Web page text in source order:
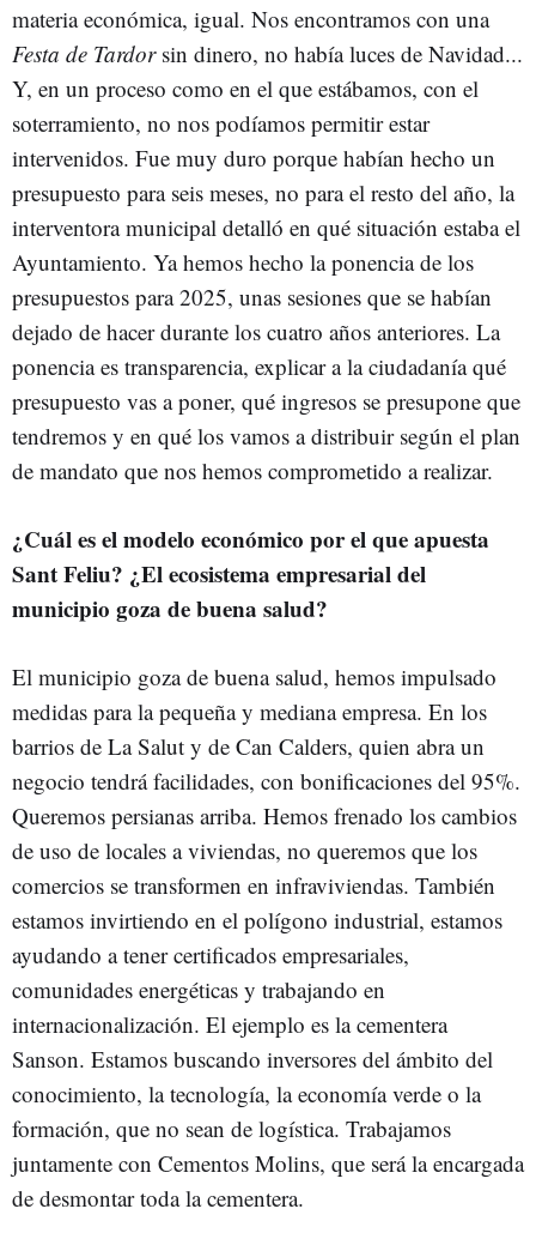
materia económica, igual. Nos encontramos con una
Festa de Tardorsin dinero, no había luces de Navidad...
Y, en un proceso como en el que estábamos, con el
soterramiento, no nos podíamos permitir estar
intervenidos. Fue muy duro porque habían hecho un
presupuesto para seis meses, no para el resto del año, la
interventora municipal detalló en qué situación estaba el
Ayuntamiento. Ya hemos hecho la ponencia de los
presupuestos para 2025, unas sesiones que se habían
dejado de hacer durante los cuatro años anteriores. La
ponencia es transparencia, explicar a la ciudadanía qué
presupuesto vas a poner, qué ingresos se presupone que
tendremos y en qué los vamos a distribuir según el plan
de mandato que nos hemos comprometido a realizar.
¿Cuál es el modelo económico por el que apuesta
Sant Feliu? ¿El ecosistema empresarial del
municipio goza de buena salud?
El municipio goza de buena salud, hemos impulsado
medidas para la pequeña y mediana empresa. En los
barrios de La Salut y de Can Calders, quien abra un
negocio tendrá facilidades, con bonificaciones del 95%.
Queremos persianas arriba. Hemos frenado los cambios
de uso de locales a viviendas, no queremos que los
comercios se transformen en infraviviendas. También
estamos invirtiendo en el polígono industrial, estamos
ayudando a tener certificados empresariales,
comunidades energéticas y trabajando en
internacionalización. El ejemplo es la cementera
Sanson. Estamos buscando inversores del ámbito del
conocimiento, la tecnología, la economía verde o la
formación, que no sean de logística. Trabajamos
juntamente con Cementos Molins, que será la encargada
de desmontar toda la cementera.